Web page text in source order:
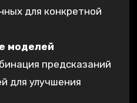
для конкретной
моделей
предсказаний
для улучшения